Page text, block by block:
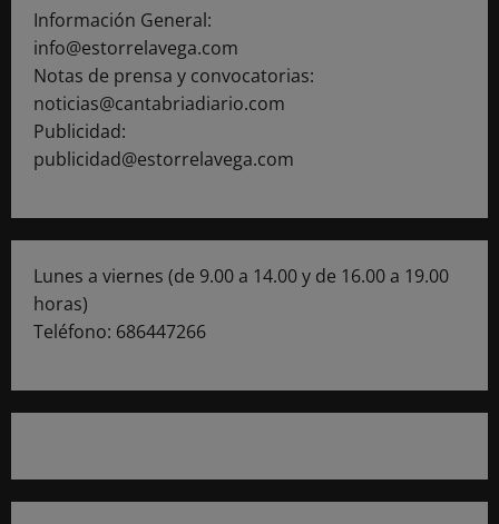
Información General:
info@estorrelavega.com
Notas de prensa y convocatorias:
noticias@cantabriadiario.com
Publicidad:
publicidad@estorrelavega.com
Lunes a viernes (de 9.00 a 14.00 y de 16.00 a 19.00
horas)
Teléfono: 686447266